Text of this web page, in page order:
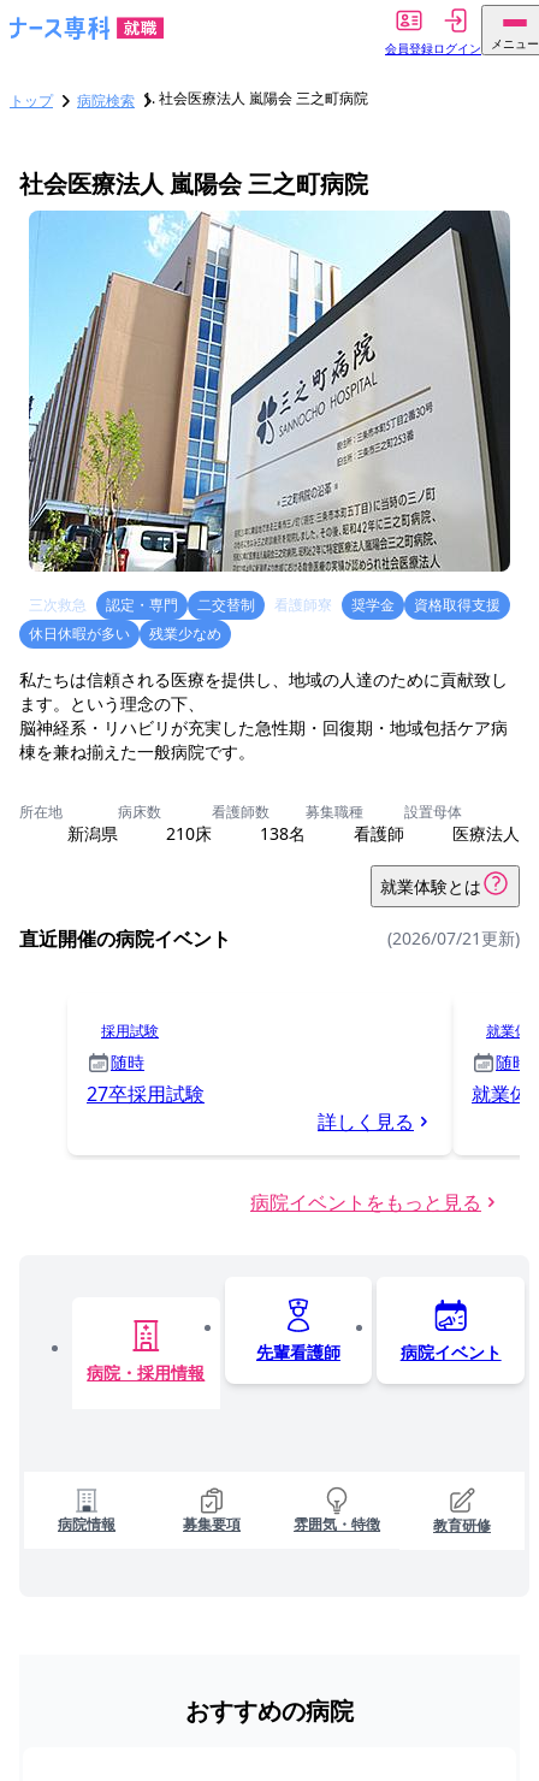
会員登録ログイン メニュー
トップ 病院検索 社会医療法人 嵐陽会 三之町病院
社会医療法人 嵐陽会 三之町病院
三次救急 認定・専門 二交替制 看護師寮 奨学金
資格取得支援
休日休暇が多い
残業少なめ
私たちは信頼される医療を提供し、地域の人達のために貢献致し
ます。という理念の下、
脳神経系・リハビリが充実した急性期・回復期・地域包括ケア病
棟を兼ね揃えた一般病院です。
所在地
新潟県
病床数
210床
看護師数
138名
募集職種
看護師
設置母体
医療法人
就業体験とは
直近開催の病院イベント (2026/07/21更新)
採用試験
随時
27卒採用試験
詳しく見る
就業体
随時
就業体
病院イベントをもっと見る
病院・採用情報
先輩看護師 病院イベント
病院情報 募集要項 雰囲気・特徴 教育研修
おすすめの病院